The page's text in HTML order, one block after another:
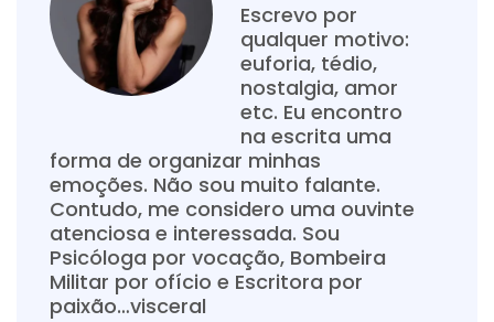
Escrevo por
qualquer motivo:
euforia, tédio,
nostalgia, amor
etc. Eu encontro
na escrita uma
forma de organizar minhas
emoções. Não sou muito falante.
Contudo, me considero uma ouvinte
atenciosa e interessada. Sou
Psicóloga por vocação, Bombeira
Militar por ofício e Escritora por
paixão…visceral